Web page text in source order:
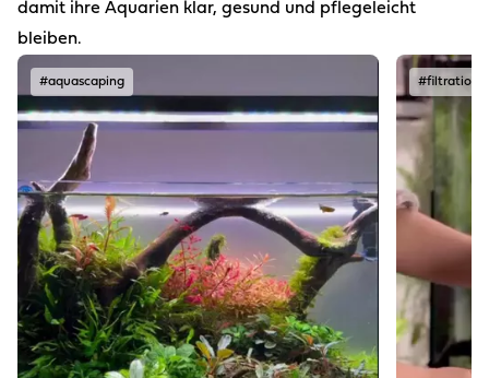
damit ihre Aquarien klar, gesund und pflegeleicht
bleiben.
#aquascaping #filtration